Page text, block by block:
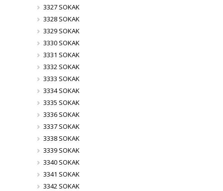
3327 SOKAK
3328 SOKAK
3329 SOKAK
3330 SOKAK
3331 SOKAK
3332 SOKAK
3333 SOKAK
3334 SOKAK
3335 SOKAK
3336 SOKAK
3337 SOKAK
3338 SOKAK
3339 SOKAK
3340 SOKAK
3341 SOKAK
3342 SOKAK